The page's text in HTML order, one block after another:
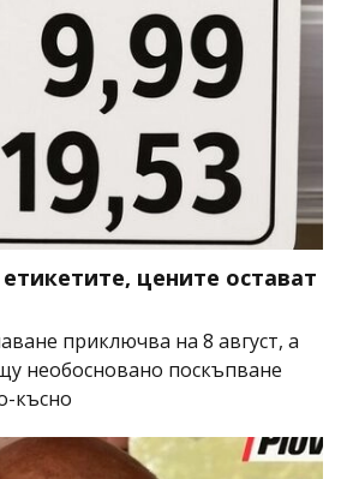
цените остават
приключва на 8 август, а
необосновано поскъпване
късно